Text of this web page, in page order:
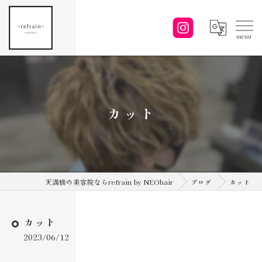
カット
天満橋の美容院ならrefrain by NEOhair ブログ カット
カット
2023/06/12